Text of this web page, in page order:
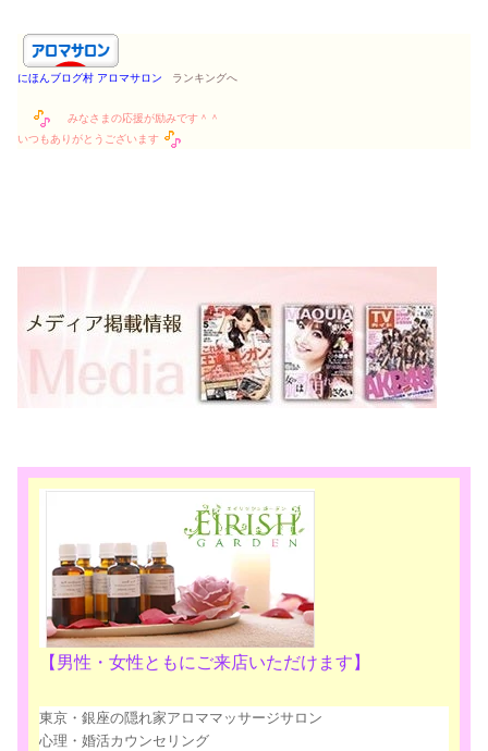
にほんブログ村 アロマサロン ランキングへ
みなさまの応援が励みです＾＾
いつもありがとうございます
【男性・女性ともにご来店いただけます】
東京・銀座の隠れ家アロママッサージサロン
心理・婚活カウンセリング